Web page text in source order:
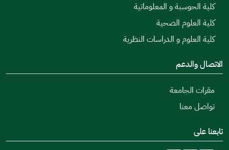
كلية الحوسبة و المعلوماتية
كلية العلوم الصحية
كلية العلوم و الدراسات النظرية
الاتصال والدعم
مقرات الجامعة
تواصل معنا
تابعنا على